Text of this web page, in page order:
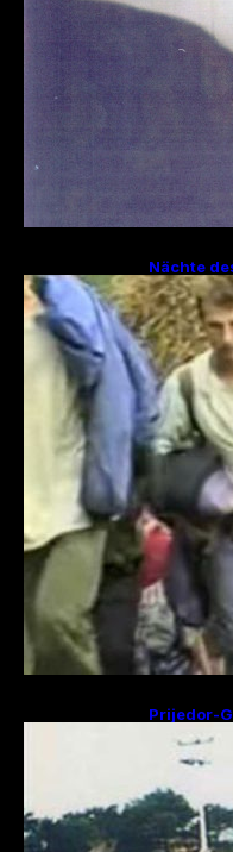
Nächte
erzählt
Prijedor-
sucht